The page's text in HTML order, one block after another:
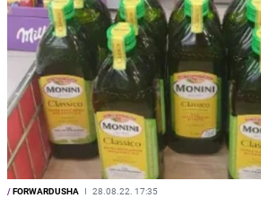
/FORWARDUSHA I 28.08.22. 17:35